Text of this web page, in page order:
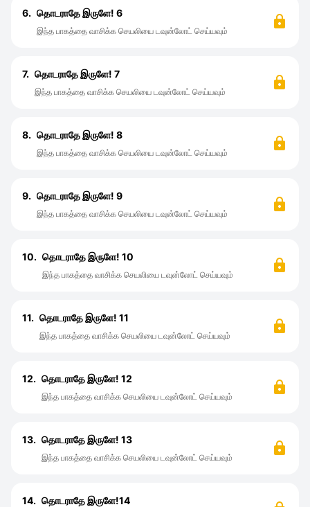
6. தொடராதே இருளே! 6
இந்த பாகத்தை வாசிக்க செயலியை டவுன்லோட் செய்யவும்
7. தொடராதே இருளே! 7
இந்த பாகத்தை வாசிக்க செயலியை டவுன்லோட் செய்யவும்
8. தொடராதே இருளே! 8
இந்த பாகத்தை வாசிக்க செயலியை டவுன்லோட் செய்யவும்
9. தொடராதே இருளே! 9
இந்த பாகத்தை வாசிக்க செயலியை டவுன்லோட் செய்யவும்
10. தொடராதே இருளே! 10
இந்த பாகத்தை வாசிக்க செயலியை டவுன்லோட் செய்யவும்
11. தொடராதே இருளே! 11
இந்த பாகத்தை வாசிக்க செயலியை டவுன்லோட் செய்யவும்
12. தொடராதே இருளே! 12
இந்த பாகத்தை வாசிக்க செயலியை டவுன்லோட் செய்யவும்
13. தொடராதே இருளே! 13
இந்த பாகத்தை வாசிக்க செயலியை டவுன்லோட் செய்யவும்
14. தொடராதே இருளே!14